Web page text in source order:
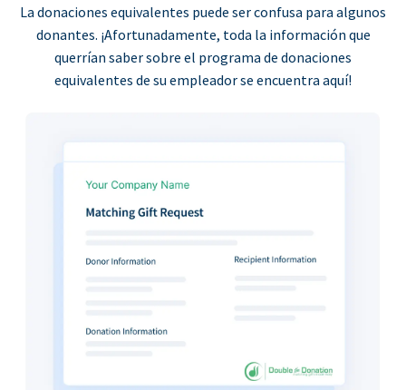
La donaciones equivalentes puede ser confusa para algunos
donantes. ¡Afortunadamente, toda la información que
querrían saber sobre el programa de donaciones
equivalentes de su empleador se encuentra aquí!